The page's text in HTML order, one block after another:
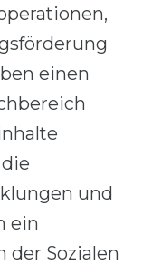
enroll in
einen
und
ein
der Sozialen